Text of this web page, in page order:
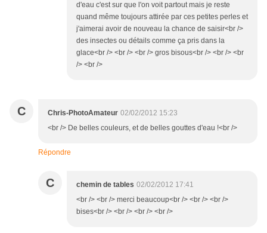
d'eau c'est sur que l'on voit partout mais je reste
quand même toujours attirée par ces petites perles et
j'aimerai avoir de nouveau la chance de saisir<br />
des insectes ou détails comme ça pris dans la
glace<br /> <br /> <br /> gros bisous<br /> <br /> <br
/> <br />
C Chris-PhotoAmateur 02/02/2012 15:23
<br /> De belles couleurs, et de belles gouttes d'eau !<br />
Répondre
C chemin de tables 02/02/2012 17:41
<br /> <br /> merci beaucoup<br /> <br /> <br />
bises<br /> <br /> <br /> <br />